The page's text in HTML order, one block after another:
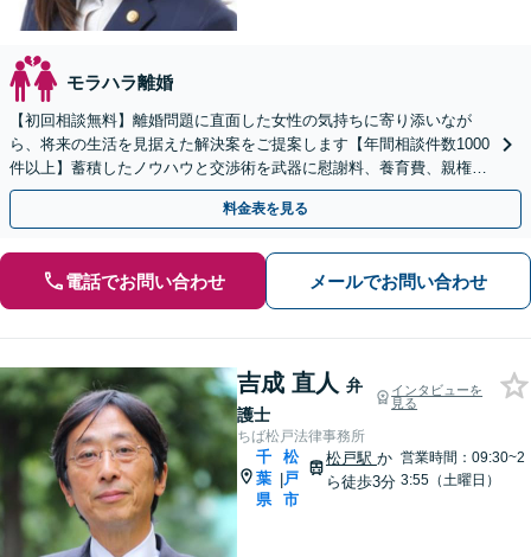
モラハラ離婚
【初回相談無料】離婚問題に直面した女性の気持ちに寄り添いなが
ら、将来の生活を見据えた解決案をご提案します【年間相談件数1000
件以上】蓄積したノウハウと交渉術を武器に慰謝料、養育費、親権な
どの獲得を目指します【夜間・休日面談可】
料金表を見る
電話でお問い合わせ メールでお問い合わせ
吉成 直人 弁
護士
インタビューを
見る
ちば松戸法律事務所
千
葉
県
|
松
戸
市
松戸駅 か
ら徒歩3分
営業時間：09:30~2
3:55（土曜日）